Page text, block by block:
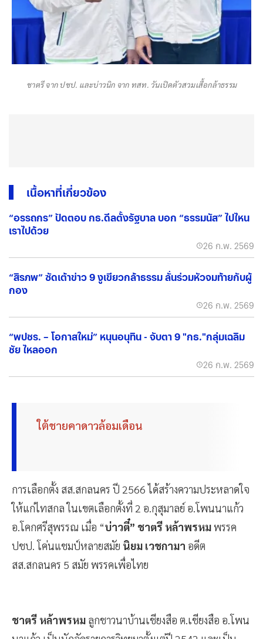
ชาตรี จาก ปชป. และบ่าวนิก จาก ทสท. วันเปิดตัวสวมเสื้อกล้าธรรม
เนื้อหาที่เกี่ยวข้อง
“อรรถกร” ปัดตอบ กธ.ดีลตั้งรัฐบาล บอก “ธรรมนัส” ไปไหน
เราไปด้วย
26 ก.พ. 2569
“สิรภพ” ซัดเต้าข่าว 9 งูเขียวกล้าธรรม ลั่นร่วมหัวจมท้ายกับผู้
กอง
26 ก.พ. 2569
“พปชร. – โอกาสใหม่” หนุนอนุทิน - จับตา 9 "กธ."กลุ่มเฉลิม
ชัย ไหลออก
26 ก.พ. 2569
ใต้ชายคาดาวล้อมเดือน
การเลือกตั้ง สส.สกลนคร ปี 2566 ได้สร้างความประหลาดใจ
ให้แก่ไทสกล ในเขตเลือกตั้งที่ 2 อ.กุสุมาลย์ อ.โพนนาแก้ว
อ.โคกศรีสุพรรณ เมื่อ “บ่าวตี๋” ชาตรี หล้าพรหมพรรค
ปชป. โค่นแชมป์หลายสมัย นิยม เวชกามา อดีต
สส.สกลนคร 5 สมัย พรรคเพื่อไทย
ชาตรี หล้าพรหม ลูกชาวนาบ้านเชียงสือ ต.เชียงสือ อ.โพน